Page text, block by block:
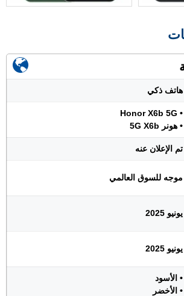
هاتف ذكي
• Honor X6b 5G
• هونر 5G X6b
تم الإعلان عنه
موجه للسوق العالمي
يونيو 2025
يونيو 2025
• الأسود
• الأخضر